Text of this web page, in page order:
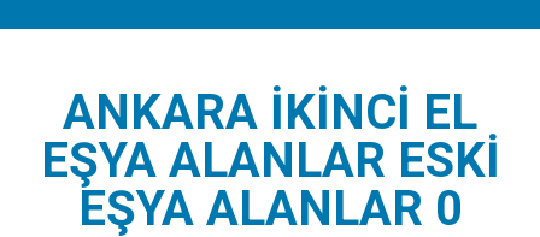
ANKARA İKINCI EL
EŞYA ALANLAR ESKI
EŞYA ALANLAR 0